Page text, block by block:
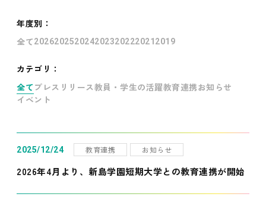
年度別 ：
全て202620252024202320222021 2019
カテゴリ：
全て プレスリリース教員・学生の活躍教育連携お知らせ
イベント
2025/12/24 教育連携 お知らせ
2026年4月より、新島学園短期大学との教育連携が開始